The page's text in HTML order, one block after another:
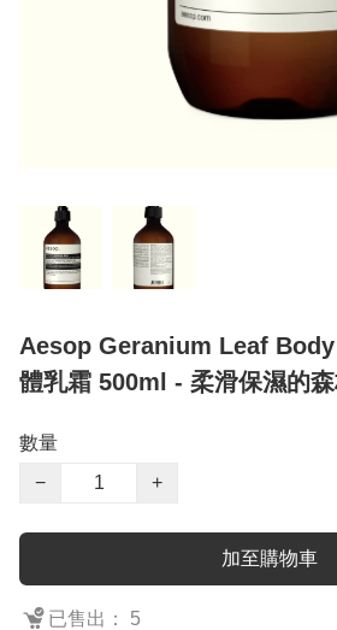
Aesop Geranium Leaf
體乳霜 500ml - 柔滑保濕的
數量
−
+
加至購物車
已售出： 5